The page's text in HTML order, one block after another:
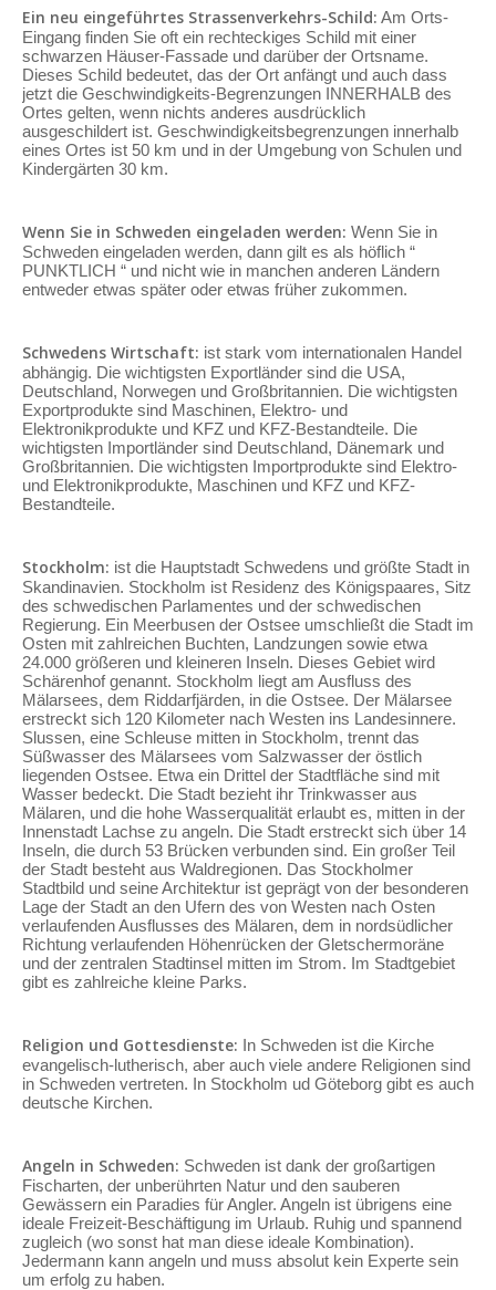
Ein neu eingeführtes Strassenverkehrs-Schild: Am Orts-
Eingang finden Sie oft ein rechteckiges Schild mit einer
schwarzen Häuser-Fassade und darüber der Ortsname.
Dieses Schild bedeutet, das der Ort anfängt und auch dass
jetzt die Geschwindigkeits-Begrenzungen INNERHALB des
Ortes gelten, wenn nichts anderes ausdrücklich
ausgeschildert ist. Geschwindigkeitsbegrenzungen innerhalb
eines Ortes ist 50 km und in der Umgebung von Schulen und
Kindergärten 30 km.
Wenn Sie in Schweden eingeladen werden: Wenn Sie in
Schweden eingeladen werden, dann gilt es als höflich “
PUNKTLICH “ und nicht wie in manchen anderen Ländern
entweder etwas später oder etwas früher zukommen.
Schwedens Wirtschaft: ist stark vom internationalen Handel
abhängig. Die wichtigsten Exportländer sind die USA,
Deutschland, Norwegen und Großbritannien. Die wichtigsten
Exportprodukte sind Maschinen, Elektro- und
Elektronikprodukte und KFZ und KFZ-Bestandteile. Die
wichtigsten Importländer sind Deutschland, Dänemark und
Großbritannien. Die wichtigsten Importprodukte sind Elektro-
und Elektronikprodukte, Maschinen und KFZ und KFZ-
Bestandteile.
Stockholm: ist die Hauptstadt Schwedens und größte Stadt in
Skandinavien. Stockholm ist Residenz des Königspaares, Sitz
des schwedischen Parlamentes und der schwedischen
Regierung. Ein Meerbusen der Ostsee umschließt die Stadt im
Osten mit zahlreichen Buchten, Landzungen sowie etwa
24.000 größeren und kleineren Inseln. Dieses Gebiet wird
Schärenhof genannt. Stockholm liegt am Ausfluss des
Mälarsees, dem Riddarfjärden, in die Ostsee. Der Mälarsee
erstreckt sich 120 Kilometer nach Westen ins Landesinnere.
Slussen, eine Schleuse mitten in Stockholm, trennt das
Süßwasser des Mälarsees vom Salzwasser der östlich
liegenden Ostsee. Etwa ein Drittel der Stadtfläche sind mit
Wasser bedeckt. Die Stadt bezieht ihr Trinkwasser aus
Mälaren, und die hohe Wasserqualität erlaubt es, mitten in der
Innenstadt Lachse zu angeln. Die Stadt erstreckt sich über 14
Inseln, die durch 53 Brücken verbunden sind. Ein großer Teil
der Stadt besteht aus Waldregionen. Das Stockholmer
Stadtbild und seine Architektur ist geprägt von der besonderen
Lage der Stadt an den Ufern des von Westen nach Osten
verlaufenden Ausflusses des Mälaren, dem in nordsüdlicher
Richtung verlaufenden Höhenrücken der Gletschermoräne
und der zentralen Stadtinsel mitten im Strom. Im Stadtgebiet
gibt es zahlreiche kleine Parks.
Religion und Gottesdienste: In Schweden ist die Kirche
evangelisch-lutherisch, aber auch viele andere Religionen sind
in Schweden vertreten. In Stockholm ud Göteborg gibt es auch
deutsche Kirchen.
Angeln in Schweden: Schweden ist dank der großartigen
Fischarten, der unberührten Natur und den sauberen
Gewässern ein Paradies für Angler. Angeln ist übrigens eine
ideale Freizeit-Beschäftigung im Urlaub. Ruhig und spannend
zugleich (wo sonst hat man diese ideale Kombination).
Jedermann kann angeln und muss absolut kein Experte sein
um erfolg zu haben.